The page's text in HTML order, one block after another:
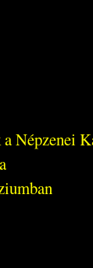
Népzenei
a